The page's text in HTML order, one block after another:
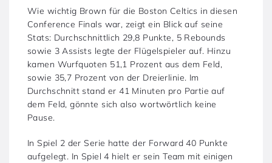
Wie wichtig Brown für die Boston Celtics in diesen
Conference Finals war, zeigt ein Blick auf seine
Stats: Durchschnittlich 29,8 Punkte, 5 Rebounds
sowie 3 Assists legte der Flügelspieler auf. Hinzu
kamen Wurfquoten 51,1 Prozent aus dem Feld,
sowie 35,7 Prozent von der Dreierlinie. Im
Durchschnitt stand er 41 Minuten pro Partie auf
dem Feld, gönnte sich also wortwörtlich keine
Pause.
In Spiel 2 der Serie hatte der Forward 40 Punkte
aufgelegt. In Spiel 4 hielt er sein Team mit einigen